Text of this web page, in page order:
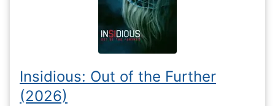
Insidious: Out of the Further
(2026)